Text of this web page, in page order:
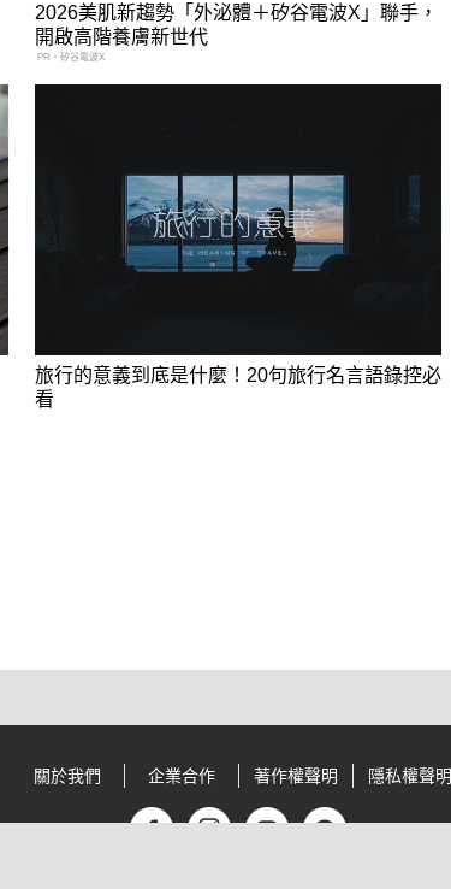
2026美肌新趨勢「外泌體＋矽谷電波X」聯手，
開啟高階養膚新世代
PR・矽谷電波X
旅行的意義到底是什麼！20句旅行名言語錄控必
看
關於我們 企業合作 著作權聲明 隱私權聲明